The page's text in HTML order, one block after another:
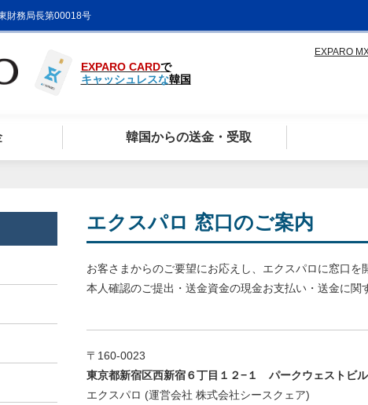
財務局長第00018号
EXPARO CARDで
キャッシュレスな韓国
EXPARO
韓国からの送金・受取
エクスパロ 窓口のご案内
お客さまからのご要望にお応えし、エクスパロに窓口を
本人確認のご提出・送金資金の現金お支払い・送金に関
〒160-0023
東京都新宿区西新宿６丁目１２−１ パークウェストビ
エクスパロ (運営会社 株式会社シースクェア)